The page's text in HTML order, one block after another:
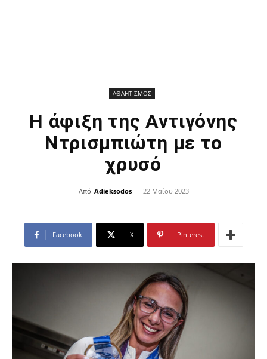
ΑΘΛΗΤΙΣΜΟΣ
Η άφιξη της Αντιγόνης
Ντρισμπιώτη με το
χρυσό
Από Adieksodos - 22 Μαΐου 2023
Facebook X Pinterest